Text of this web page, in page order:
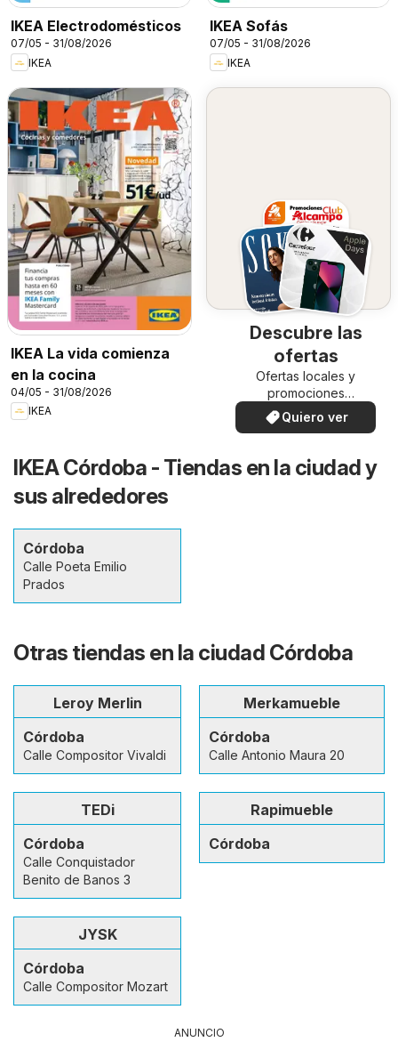
IKEA Electrodomésticos
07/05 - 31/08/2026
IKEA
IKEA Sofás
07/05 - 31/08/2026
IKEA
IKEA La vida comienza
en la cocina
04/05 - 31/08/2026
IKEA
Descubre las
ofertas
Ofertas locales y
promociones
especiales.
Quiero ver
IKEA Córdoba - Tiendas en la ciudad y
sus alrededores
Córdoba
Calle Poeta Emilio
Prados
Otras tiendas en la ciudad Córdoba
Leroy Merlin
Córdoba
Calle Compositor Vivaldi
Merkamueble
Córdoba
Calle Antonio Maura 20
TEDi
Córdoba
Calle Conquistador
Benito de Banos 3
Rapimueble
Córdoba
JYSK
Córdoba
Calle Compositor Mozart
ANUNCIO